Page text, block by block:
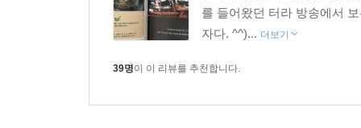
를 들어왔던 터라 방송에서
자다. ^^)... 더보기
39명이 이 리뷰를 추천합니다.